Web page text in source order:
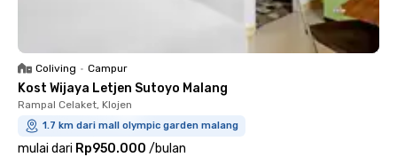
Coliving • Campur
Kost Wijaya Letjen Sutoyo Malang
Rampal Celaket, Klojen
1.7 km dari mall olympic garden malang
mulai dari Rp950.000 /bulan